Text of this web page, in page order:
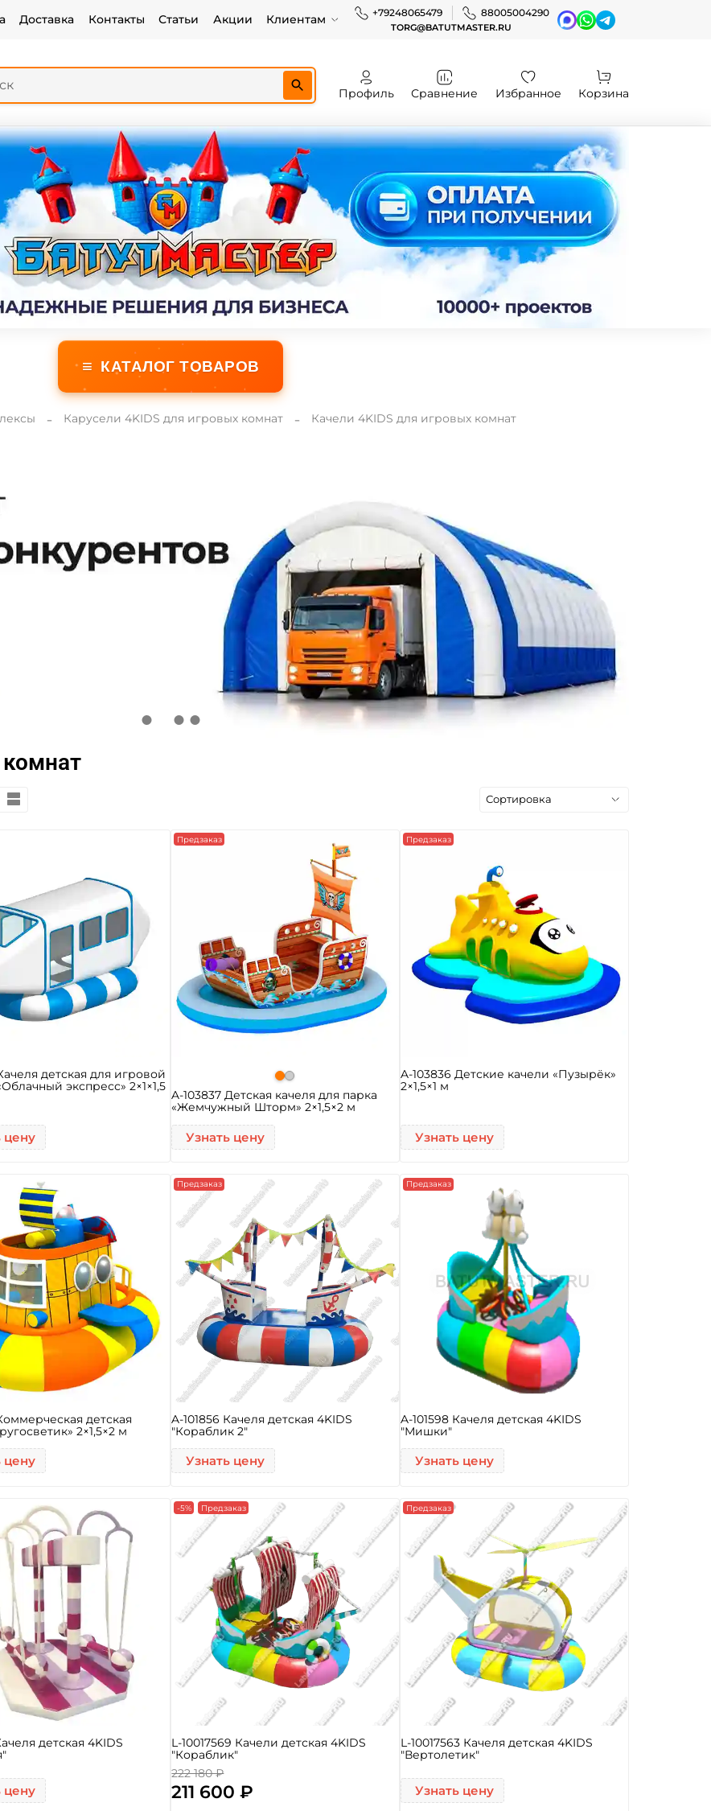
Доставка Контакты Статьи Акции Клиентам +79248065479 88005004290
TORG@BATUTMASTER.RU
Профиль Сравнение Избранное Корзина
≡ КАТАЛОГ ТОВАРОВ
Карусели 4KIDS для игровых комнат Качели 4KIDS для игровых комнат
детская для игровой
экспресс» 2×1×1,5
цену
Предзаказ
A-103837 Детская качеля для парка
«Жемчужный Шторм» 2×1,5×2 м
Узнать цену
Предзаказ
A-103836 Детские качели «Пузырёк»
2×1,5×1 м
Узнать цену
детская
2×1,5×2 м
цену
Предзаказ
A-101856 Качеля детская 4KIDS
"Кораблик 2"
Узнать цену
Предзаказ
A-101598 Качеля детская 4KIDS
"Мишки"
Узнать цену
детская 4KIDS
цену
-5% Предзаказ
L-10017569 Качели детская 4KIDS
"Кораблик"
222 180 ₽
211 600 ₽
Предзаказ
L-10017563 Качеля детская 4KIDS
"Вертолетик"
Узнать цену